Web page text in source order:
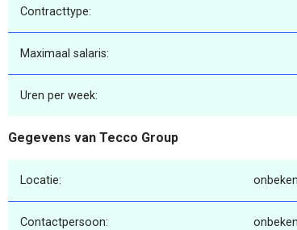
Contracttype:
Maximaal salaris:
Uren per week:
Gegevens van Tecco Group
Locatie:
Contactpersoon: